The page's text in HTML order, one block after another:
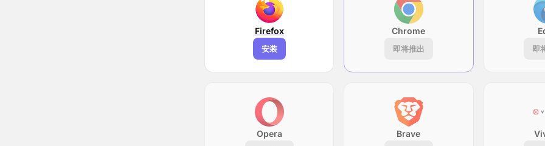
Firefox
安装
Chrome
即将推出 即
Opera Brave